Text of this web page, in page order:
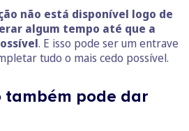
não está disponível logo de
algum tempo até que a
. E isso pode ser um entrave
tudo o mais cedo possível.
também pode dar